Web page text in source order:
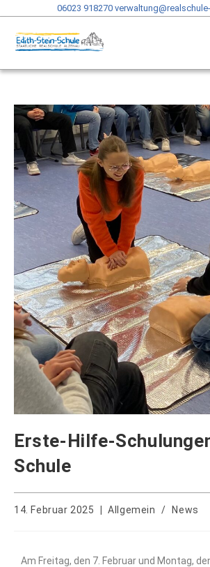
06023 918270
Erste-Hilfe-
Schule
14. Februar 2025 Allgemein / News
Am Freitag, den 7. Februar und Montag,